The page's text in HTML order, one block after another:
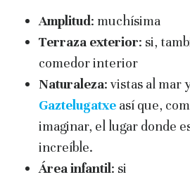
Amplitud: muchísima
Terraza exterior: si,
comedor interior
Naturaleza: vistas al mar
Gaztelugatxe así que,
imaginar, el lugar donde
increíble.
Área infantil: si